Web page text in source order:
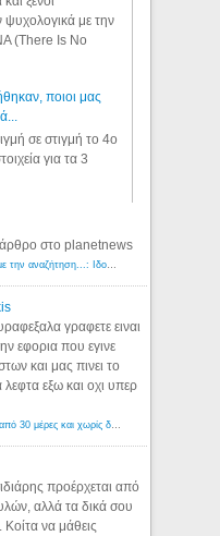
ψυχολογικά με την
(There Is No
ποιοι μας
σε στιγμή το 4ο
για τα 3
άρθρο στο planetnews
Λόγιος Ερμής | Η γνώση ξεκινάει με την αναζήτηση...: Ιδού οι 18 που χρωστούν 11 δις ευρώ!
γραφετε ειναι
εφορια που εγινε
και μας πινει το
εξω και οχι υπερ
Εφορία: Κατάσχονται όλα ύστερα από 30 μέρες και χωρίς δικαστικές αποφάσεις - Λόγιος Ερμής
προέρχεται από
αλλά τα δικά σου
Κοίτα να μάθεις